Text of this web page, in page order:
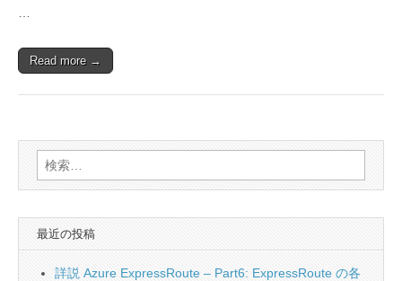
Read more →
検
索:
最近の投稿
詳説 Azure ExpressRoute – Part6: ExpressRoute の各